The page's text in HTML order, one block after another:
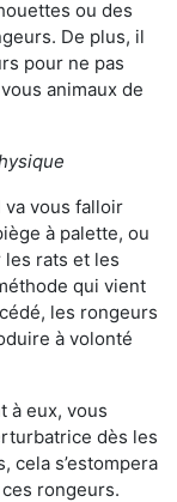
ou des
De plus, il
pour ne pas
animaux de
va vous falloir
à palette, ou
rats et les
qui vient
les rongeurs
à volonté
à eux, vous
dès les
cela s’estompera
rongeurs.